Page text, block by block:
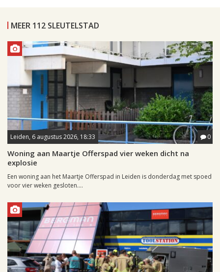
MEER 112 SLEUTELSTAD
Leiden, 6 augustus 2026, 18:33 0
Woning aan Maartje Offerspad vier weken dicht na
explosie
Een woning aan het Maartje Offerspad in Leiden is donderdag met spoed
voor vier weken gesloten....